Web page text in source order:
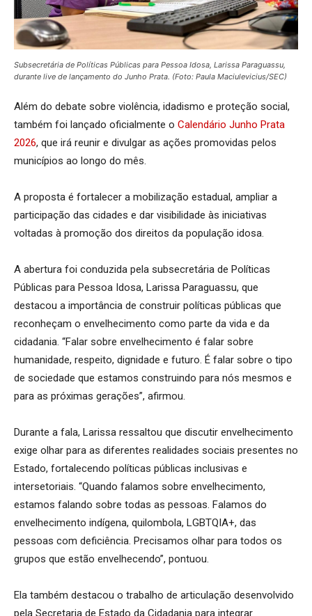
Subsecretária de Políticas Públicas para Pessoa Idosa, Larissa Paraguassu,
durante live de lançamento do Junho Prata. (Foto: Paula Maciulevicius/SEC)
Além do debate sobre violência, idadismo e proteção social,
também foi lançado oficialmente o Calendário Junho Prata
2026, que irá reunir e divulgar as ações promovidas pelos
municípios ao longo do mês.
A proposta é fortalecer a mobilização estadual, ampliar a
participação das cidades e dar visibilidade às iniciativas
voltadas à promoção dos direitos da população idosa.
A abertura foi conduzida pela subsecretária de Políticas
Públicas para Pessoa Idosa, Larissa Paraguassu, que
destacou a importância de construir políticas públicas que
reconheçam o envelhecimento como parte da vida e da
cidadania. “Falar sobre envelhecimento é falar sobre
humanidade, respeito, dignidade e futuro. É falar sobre o tipo
de sociedade que estamos construindo para nós mesmos e
para as próximas gerações”, afirmou.
Durante a fala, Larissa ressaltou que discutir envelhecimento
exige olhar para as diferentes realidades sociais presentes no
Estado, fortalecendo políticas públicas inclusivas e
intersetoriais. “Quando falamos sobre envelhecimento,
estamos falando sobre todas as pessoas. Falamos do
envelhecimento indígena, quilombola, LGBTQIA+, das
pessoas com deficiência. Precisamos olhar para todos os
grupos que estão envelhecendo”, pontuou.
Ela também destacou o trabalho de articulação desenvolvido